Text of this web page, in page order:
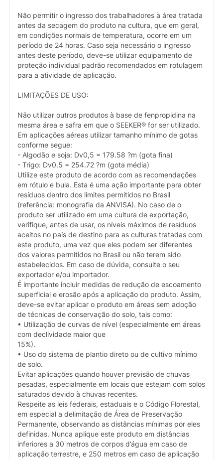
Não permitir o ingresso dos trabalhadores à área tratada
antes da secagem do produto na cultura, que em geral,
em condições normais de temperatura, ocorre em um
período de 24 horas. Caso seja necessário o ingresso
antes deste período, deve-se utilizar equipamento de
proteção individual padrão recomendados em rotulagem
para a atividade de aplicação.
LIMITAÇÕES DE USO:
Não utilizar outros produtos à base de fenpropidina na
mesma área e safra em que o SEEKER® for ser utilizado.
Em aplicações aéreas utilizar tamanho mínimo de gotas
conforme segue:
- Algodão e soja: Dv0,5 = 179.58 ?m (gota fina)
- Trigo: Dv0.5 = 254.72 ?m (gota média)
Utilize este produto de acordo com as recomendações
em rótulo e bula. Esta é uma ação importante para obter
resíduos dentro dos limites permitidos no Brasil
(referência: monografia da ANVISA). No caso de o
produto ser utilizado em uma cultura de exportação,
verifique, antes de usar, os níveis máximos de resíduos
aceitos no país de destino para as culturas tratadas com
este produto, uma vez que eles podem ser diferentes
dos valores permitidos no Brasil ou não terem sido
estabelecidos. Em caso de dúvida, consulte o seu
exportador e/ou importador.
É importante incluir medidas de redução de escoamento
superficial e erosão após a aplicação do produto. Assim,
deve-se evitar aplicar o produto em áreas sem adoção
de técnicas de conservação do solo, tais como:
• Utilização de curvas de nível (especialmente em áreas
com declividade maior que
15%).
• Uso do sistema de plantio direto ou de cultivo mínimo
de solo.
Evitar aplicações quando houver previsão de chuvas
pesadas, especialmente em locais que estejam com solos
saturados devido à chuvas recentes.
Respeite as leis federais, estaduais e o Código Florestal,
em especial a delimitação de Área de Preservação
Permanente, observando as distâncias mínimas por eles
definidas. Nunca aplique este produto em distâncias
inferiores a 30 metros de corpos d’água em caso de
aplicação terrestre, e 250 metros em caso de aplicação